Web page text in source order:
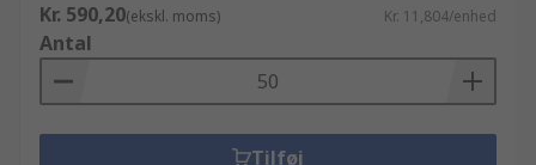
Kr. 590,20(ekskl. moms) Kr. 11,804/enhed
Antal
Tilføj